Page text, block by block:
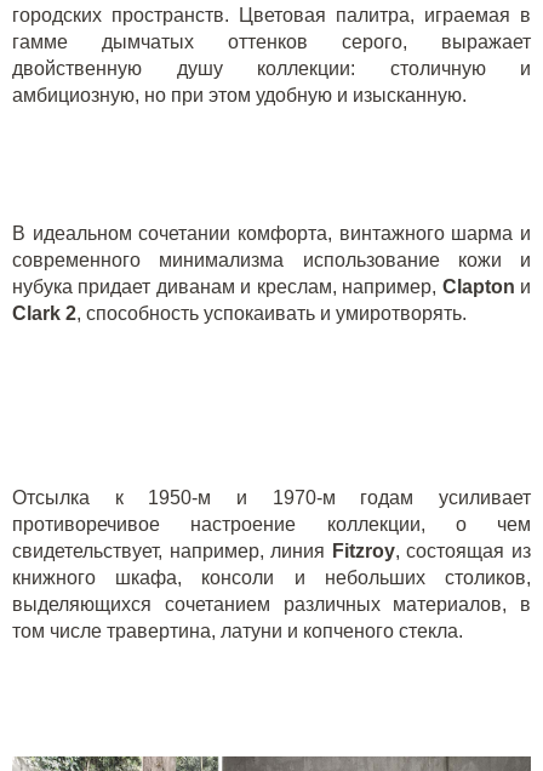
городских пространств. Цветовая палитра, играемая в
гамме дымчатых оттенков серого, выражает
двойственную душу коллекции: столичную и
амбициозную, но при этом удобную и изысканную.
В идеальном сочетании комфорта, винтажного шарма и
современного минимализма использование кожи и
нубука придает диванам и креслам, например, Clapton и
Clark 2, способность успокаивать и умиротворять.
Отсылка к 1950-м и 1970-м годам усиливает
противоречивое настроение коллекции, о чем
свидетельствует, например, линия Fitzroy, состоящая из
книжного шкафа, консоли и небольших столиков,
выделяющихся сочетанием различных материалов, в
том числе травертина, латуни и копченого стекла.